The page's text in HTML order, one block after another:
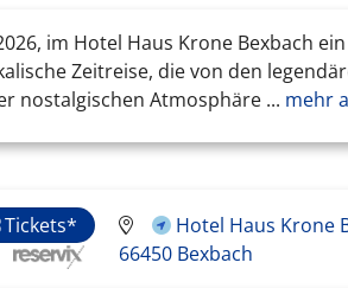
im Hotel Haus Krone Bexbach
Zeitreise, die von den
nostalgischen Atmosphäre ... mehr
Tickets*
Hotel Haus Krone
66450 Bexbach